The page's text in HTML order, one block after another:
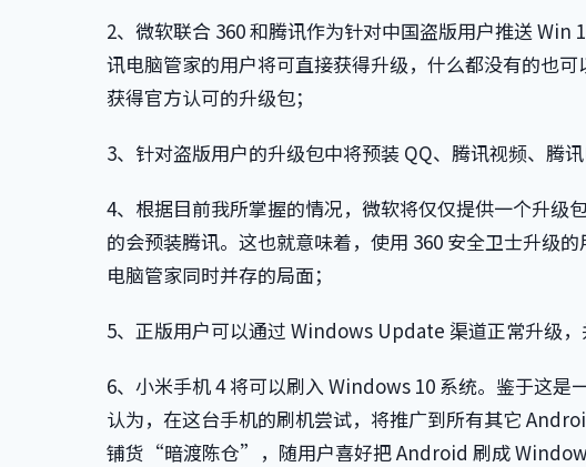
2、微软联合 360 和腾讯作为针对中国盗版用户推送
讯电脑管家的用户将可直接获得升级，什么都没有的也
获得官方认可的升级包；
3、针对盗版用户的升级包中将预装 QQ、腾讯视频、腾
4、根据目前我所掌握的情况，微软将仅仅提供一个升级
的会预装腾讯。这也就意味着，使用 360 安全卫士升级
电脑管家同时并存的局面；
5、正版用户可以通过 Windows Update 渠道正常升级，
6、小米手机 4 将可以刷入 Windows 10 系统。鉴于这
认为，在这台手机的刷机尝试，将推广到所有其它
铺货“暗渡陈仓”，随用户喜好把 Android 刷成